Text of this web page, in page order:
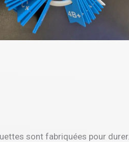
sont fabriquées pour durer.